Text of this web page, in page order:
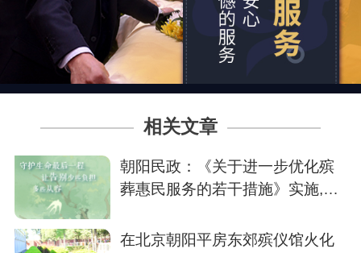
相关文章
朝阳民政：《关于进一步优化殡
葬惠民服务的若干措施》实施,让
在北京朝阳平房东郊殡仪馆火化